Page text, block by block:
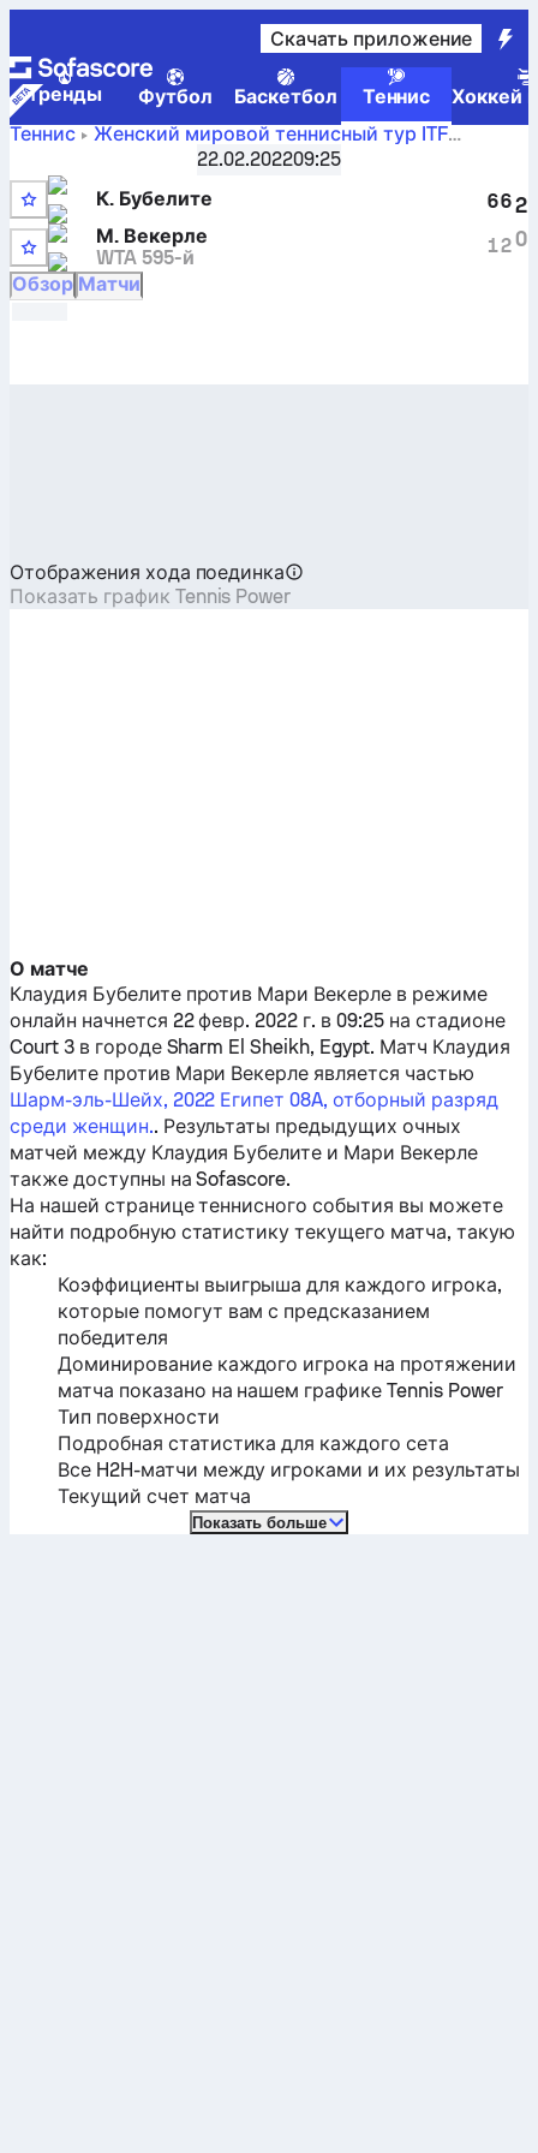
Скачать приложение
Tренды Футбол Баскетбол Теннис
Хоккей
Теннис
Женский мировой теннисный тур ITF
Шарм-эль-Шейх, 2022 Египет 08A, отборный разряд
Счет
реальном времени и H2H-результаты
22.02.202209:25
К. Бубелите
М. Векерле
WTA 595-й
6
1
6
2
2
0
Обзор Матчи
Отображения хода поединка
Показать график Tennis Power
О матче
Клаудия Бубелитепротив Мари Векерле в режиме
онлайн начнется 22 февр. 2022 г. в 09:25 на стадионе
Court 3 в городе Sharm El Sheikh, Egypt. Матч Клаудия
Бубелитепротив Мари Векерле является частью
Шарм-эль-Шейх, 2022 Египет 08A, отборный разряд
среди женщин.. Результаты предыдущих очных
матчей между Клаудия Бубелите и Мари Векерле
также доступны на Sofascore.
На нашей странице теннисного события вы можете
найти подробную статистику текущего матча, такую ​​
как:
Коэффициенты выигрыша для каждого игрока,
которые помогут вам с предсказанием
победителя
Доминирование каждого игрока на протяжении
матча показано на нашем графике Tennis Power
Тип поверхности
Подробная статистика для каждого сета
Все H2H-матчи между игроками и их результаты
Текущий счет матча
Показать больше